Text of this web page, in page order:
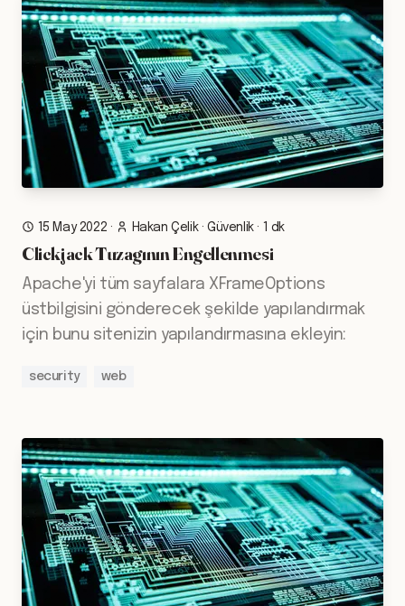
15 May 2022 · Hakan Çelik·Güvenlik · 1 dk
Clickjack Tuzagının Engellenmesi
Apache'yi tüm sayfalara XFrameOptions
üstbilgisini gönderecek şekilde yapılandırmak
için bunu sitenizin yapılandırmasına ekleyin:
security web